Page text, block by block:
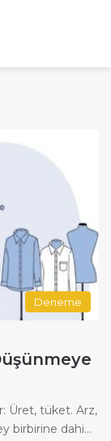
Deneme
Üret, tüket. Arz,
birbirine dahi…